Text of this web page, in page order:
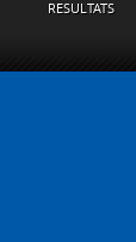
RESULTATS